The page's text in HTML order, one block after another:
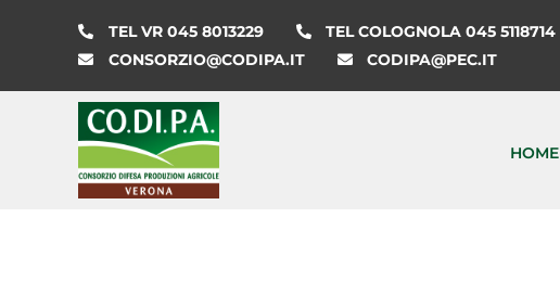
TEL VR 045 8013229 TEL COLOGNOLA 045 5118714
CONSORZIO@CODIPA.IT
CODIPA@PEC.IT
HOME